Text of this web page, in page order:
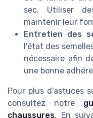
sec. Utiliser
maintenir leur
Entretien des
l'état des
nécessaire afin
une bonne
Pour plus d'astuces
consultez notre
chaussures. En